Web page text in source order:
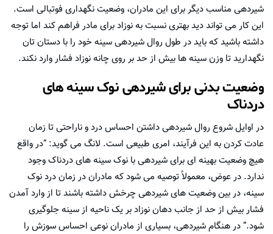
شیردهی مناسب دیگر برای این مادران، وضعیت نگهداری فوتبالی است.
این کار می تواند دید بهتری نسبت به نوزاد برای مادر فراهم کند اما توجه
داشته باشید که باید در طول روال شیردهی سینه خود را با دستان تان
نگهدارید تا وزن سینه ها بیش از حد بر روی چانه نوزاد فشار وارد نکند.
وضعیت بدنی برای شیردهی نوک سینه های
دردناک
در اوایل شروع روال شیردهی داشتن احساس درد و ناراحتی تا زمان
عادت کردن به این فرآیند، امری طبیعی است. لانگ می گوید: “در واقع
هیچ وضعیت بهینه ای برای شیردهی با نوک سینه های دردناک وجود
ندارد. در عوض، معمولاً توصیه می شود که مادران در زمان درد نوک
سینه، در بین وضعیت های شیردهی چرخش داشته باشند تا از وارد آمدن
فشار بیش از حد از جانب دهان نوزاد بر یک ناحیه از سینه جلوگیری
شود.” در هنگام شیردهی، بسیاری از مادران نوعی احساس سوزش را